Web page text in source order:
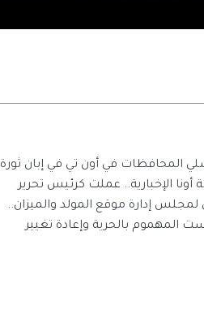
المحافظات في أون تي في إبان ثورة
أونا الإخبارية.. عملت كرئيس تحرير
إدارة موقع المولد والميزان..
المهموم بالحرية وإعادة تغيير